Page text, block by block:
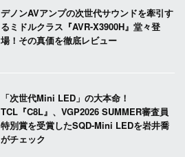
デノンAVアンプの次世代サウンドを牽引す
るミドルクラス『AVR-X3900H』堂々登
場！その真価を徹底レビュー
「次世代Mini LED」の大本命！
TCL『C8L』、VGP2026 SUMMER審査員
特別賞を受賞したSQD-Mini LEDを岩井喬
がチェック